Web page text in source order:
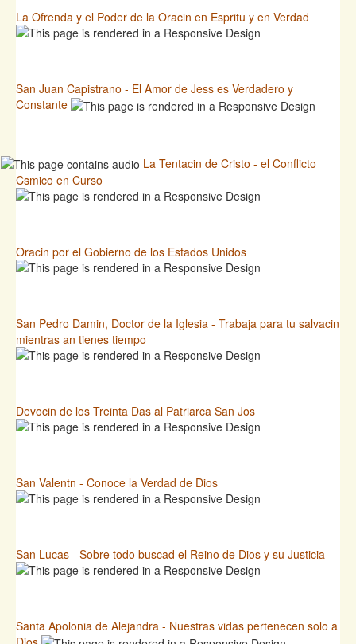
La Ofrenda y el Poder de la Oracin en Espritu y en Verdad
San Juan Capistrano - El Amor de Jess es Verdadero y
Constante
La Tentacin de Cristo - el Conflicto
Csmico en Curso
Oracin por el Gobierno de los Estados Unidos
San Pedro Damin, Doctor de la Iglesia - Trabaja para tu salvacin
mientras an tienes tiempo
Devocin de los Treinta Das al Patriarca San Jos
San Valentn - Conoce la Verdad de Dios
San Lucas - Sobre todo buscad el Reino de Dios y su Justicia
Santa Apolonia de Alejandra - Nuestras vidas pertenecen solo a